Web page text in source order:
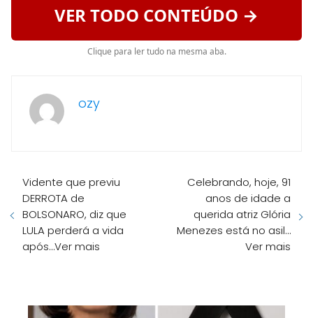
VER TODO CONTEÚDO →
Clique para ler tudo na mesma aba.
ozy
Vidente que previu
DERROTA de
BOLSONARO, diz que
LULA perderá a vida
após…Ver mais
Celebrando, hoje, 91
anos de idade a
querida atriz Glória
Menezes está no asil…
Ver mais